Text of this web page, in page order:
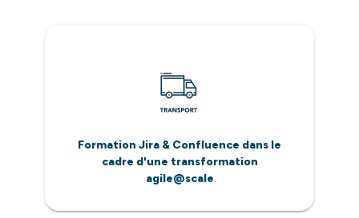
Formation Jira & Confluence dans le
cadre d'une transformation
agile@scale